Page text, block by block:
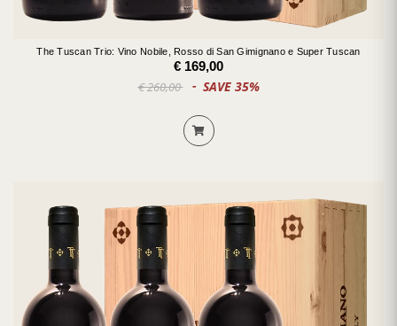
The Tuscan Trio: Vino Nobile, Rosso di San Gimignano e Super Tuscan
€ 169,00
€ 260,00 SAVE 35%